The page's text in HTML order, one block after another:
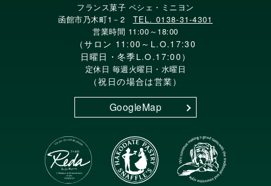
フランス菓子 ペシェ・ミニヨン
函館市乃木町1－2 TEL. 0138-31-4301
営業時間 11:00～18:00
（サロン 11:00～L.O.17:30
日曜日・冬季L.O.17:00）
定休日 毎週火曜日・水曜日
（祝日の場合は営業）
GoogleMap